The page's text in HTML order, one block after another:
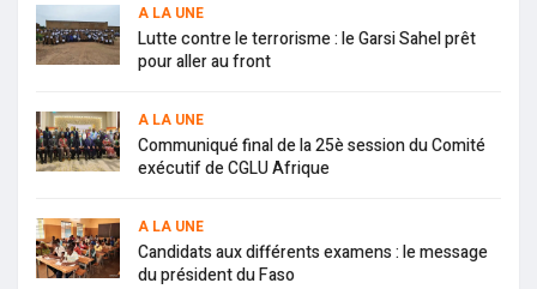
A LA UNE
Lutte contre le terrorisme : le Garsi Sahel prêt
pour aller au front
A LA UNE
Communiqué final de la 25è session du Comité
exécutif de CGLU Afrique
A LA UNE
Candidats aux différents examens : le message
du président du Faso